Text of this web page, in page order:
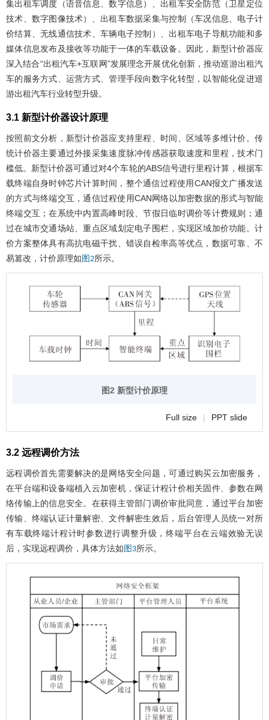
集出租车调度（语音信息、数字信息）、出租车安全防范（卫星定位
技术、数字图像技术）、出租车数据采集与控制（车况信息、电子计
价结算、无线通信技术、车辆电子控制）、出租车电子导航功能和多
媒体信息发布及接收等功能于一体的车载设备。因此，新型计价器应
深入结合“出租汽车+互联网”发展理念开展优化创新，推动巡游出租汽
车的服务方式、运营方式、管理手段向数字化转型，以智能化促进巡
游出租汽车行业转型升级。
3.1 新型计价器设计原理
按照前文分析，新型计价器应支持里程、时间、区域等多维计价。传
统计价器主要通过外接采集速度脉冲传感器获取速度和里程，技术门
槛低。新型计价器可通过对4个车轮的ABS信号进行里程计算，根据车
载终端自身时钟芯片计算时间，整个通信过程使用CAN报文广播发送
的方式与终端交互，通信过程使用CAN网络以加密数据的形式与智能
终端交互；在系统中内置高峰时段、节假日临时调价等计费规则；通
过在城市交通场站、重点区域划定电子围栏，实现区域加价功能。计
价方案整体具有高抗电磁干扰、错误自检率高等优点，数据可靠、不
易篡改，计价原理如 图2所示。
图2 新型计价原理
Full size | PPT slide
3.2 远程调价方法
远程调价首先需要解决的是网络安全问题，可通过购买云加密服务，
在平台端和设备端植入云加密机，保证计程计价相关固件、参数在网
络传输上的信息安全。在获得主管部门调价审批同意，通过平台加密
传输、终端认证计量解密、文件解密生效后，后台管理人员统一对所
有车载终端计程计时参数进行调整升级，终端平台在云端效验无误
后，实现远程调价，具体方法如 图3所示。